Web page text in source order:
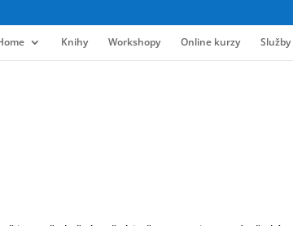
Knihy Workshopy Online kurzy Služby